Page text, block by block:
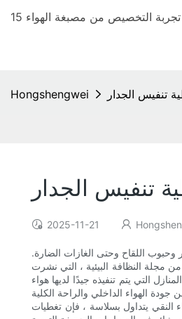
تجربة التخصيص من مصبغة الهواء
Hongshengwei تنفيس الجدار
تنفيس الجدار
2025-11-21
وحبوب اللقاح وحتى الغازات الضارة.
مجلة النظافة البيئية ، التي نشرت
التي يتم تنفيذه جيدًا لديها هواء
النقي يتداول بسلاسة ، فإن تغطيات